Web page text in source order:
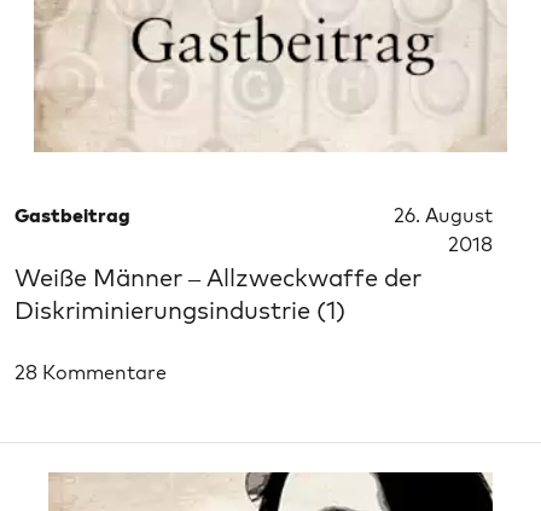
Gastbeitrag
26. August
2018
Weiße Männer – Allzweckwaffe der
Diskriminierungsindustrie (1)
28 Kommentare